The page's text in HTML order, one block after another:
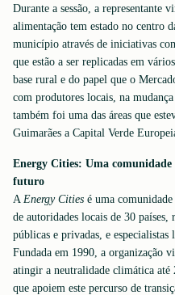
Durante a sessão, a representante
alimentação tem estado no centro
município através de iniciativas
que estão a ser replicadas em
base rural e do papel que o
com produtores locais, na
também foi uma das áreas que
Guimarães a Capital Verde
Energy Cities: Uma comunidade
futuro
A Energy Cities é uma comunidade
de autoridades locais de 30
públicas e privadas, e especialistas
Fundada em 1990, a organização
atingir a neutralidade climática até
que apoiem este percurso de